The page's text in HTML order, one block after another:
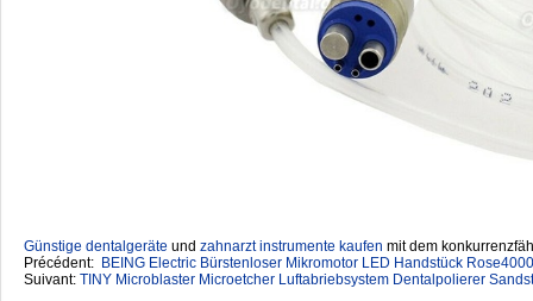
Günstige dentalgeräte ‎ und zahnarzt instrumente kaufen mit dem
Précédent: BEING Electric Bürstenloser Mikromotor LED Handstück
Suivant: TINY Microblaster Microetcher Luftabriebsystem Dentalpolierer